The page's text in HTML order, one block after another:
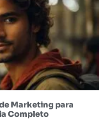
Marketing para
Completo